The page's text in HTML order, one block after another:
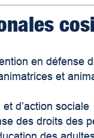
en défense
et
d’action sociale
des droits des